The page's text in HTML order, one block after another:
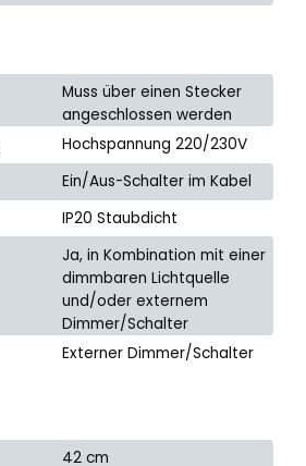
Muss über einen Stecker
angeschlossen werden
Hochspannung 220/230V
Ein/Aus-Schalter im Kabel
IP20 Staubdicht
Ja, in Kombination mit einer
dimmbaren Lichtquelle
und/oder externem
Dimmer/Schalter
Externer Dimmer/Schalter
42 cm